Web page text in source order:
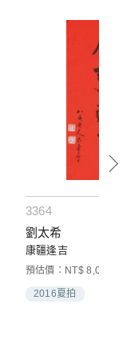
3364
劉太希
康疆逢吉
預估價：NT$ 8,000-
2016夏拍